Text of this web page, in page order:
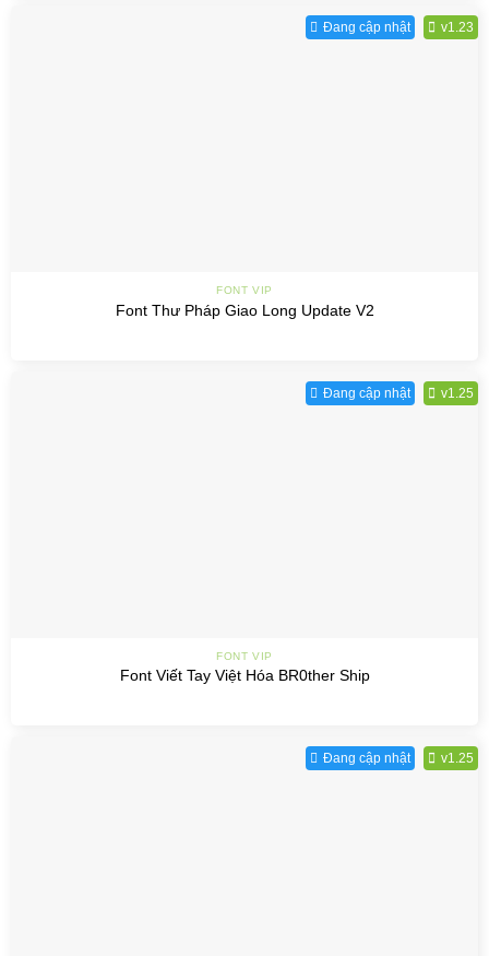
Đang cập nhật v1.23
FONT VIP
Font Thư Pháp Giao Long Update V2
Đang cập nhật v1.25
FONT VIP
Font Viết Tay Việt Hóa BR0ther Ship
Đang cập nhật v1.25